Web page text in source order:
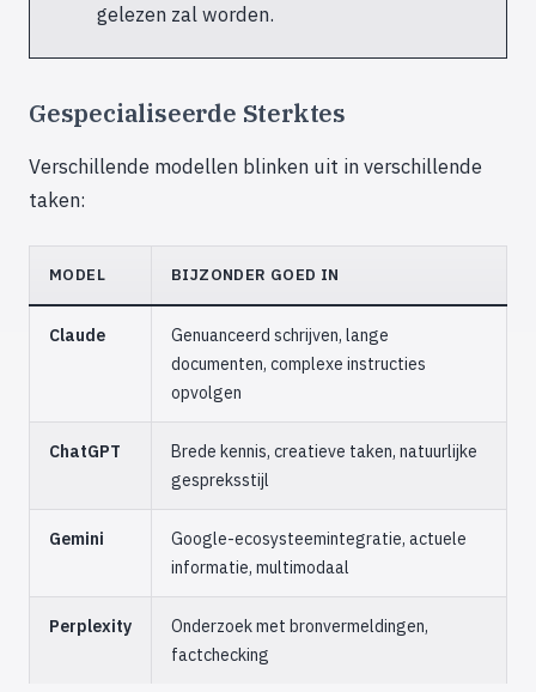
gelezen zal worden.
Gespecialiseerde Sterktes
Verschillende modellen blinken uit in verschillende
taken:
MODEL BIJZONDER GOED IN
Claude
Genuanceerd schrijven, lange
documenten, complexe instructies
opvolgen
ChatGPT
Brede kennis, creatieve taken, natuurlijke
gespreksstijl
Gemini
Google-ecosysteemintegratie, actuele
informatie, multimodaal
Perplexity
Onderzoek met bronvermeldingen,
factchecking